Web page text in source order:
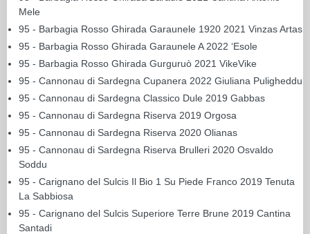
Mele
95 - Barbagia Rosso Ghirada Garaunele 1920 2021 Vinzas Artas
95 - Barbagia Rosso Ghirada Garaunele A 2022 ‘Esole
95 - Barbagia Rosso Ghirada Gurguruò 2021 VikeVike
95 - Cannonau di Sardegna Cupanera 2022 Giuliana Puligheddu
95 - Cannonau di Sardegna Classico Dule 2019 Gabbas
95 - Cannonau di Sardegna Riserva 2019 Orgosa
95 - Cannonau di Sardegna Riserva 2020 Olianas
95 - Cannonau di Sardegna Riserva Brulleri 2020 Osvaldo
Soddu
95 - Carignano del Sulcis Il Bio 1 Su Piede Franco 2019 Tenuta
La Sabbiosa
95 - Carignano del Sulcis Superiore Terre Brune 2019 Cantina
Santadi